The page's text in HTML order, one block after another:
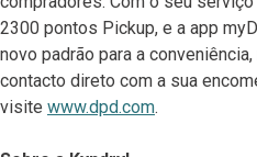
2300 pontos Pickup, e a app
novo padrão para a
contacto direto com a sua
visite www.dpd.com.